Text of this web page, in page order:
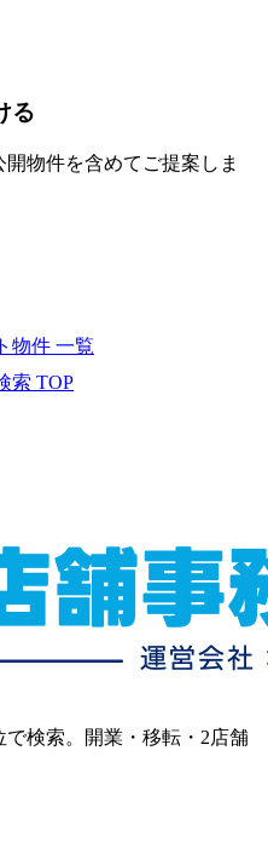
る
物件を含めてご提案しま
物件 一覧
索 TOP
検索。開業・移転・2店舗